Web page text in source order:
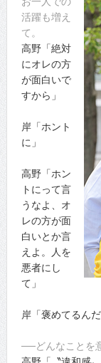
活躍も増え
て。
高野「絶対
にオレの方
が面白いで
すから」
岸「ホント
に」
高野「ホン
トにって言
うなよ、オ
レの方が面
白いとか言
えよ。人を
悪者にし
て」
岸「褒めてるんだ
──どんなことを